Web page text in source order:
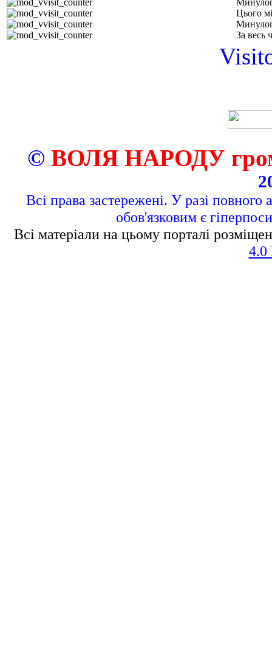
Цього
За весь
© ВОЛЯ НАРОДУ
Всі права застережені. У разі повного
обов'язковим є
Всі матеріали на цьому порталі
4.0